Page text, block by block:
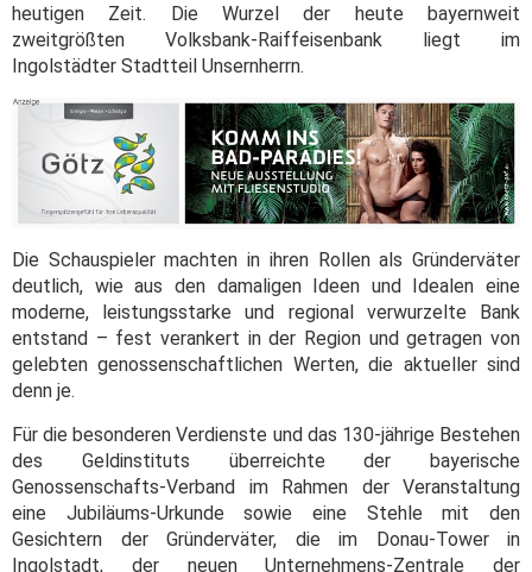
heutigen Zeit. Die Wurzel der heute bayernweit
zweitgrößten Volksbank-Raiffeisenbank liegt im
Ingolstädter Stadtteil Unsernherrn.
Die Schauspieler machten in ihren Rollen als Gründerväter
deutlich, wie aus den damaligen Ideen und Idealen eine
moderne, leistungsstarke und regional verwurzelte Bank
entstand – fest verankert in der Region und getragen von
gelebten genossenschaftlichen Werten, die aktueller sind
denn je.
Für die besonderen Verdienste und das 130-jährige Bestehen
des Geldinstituts überreichte der bayerische
Genossenschafts-Verband im Rahmen der Veranstaltung
eine Jubiläums-Urkunde sowie eine Stehle mit den
Gesichtern der Gründerväter, die im Donau-Tower in
Ingolstadt, der neuen Unternehmens-Zentrale der